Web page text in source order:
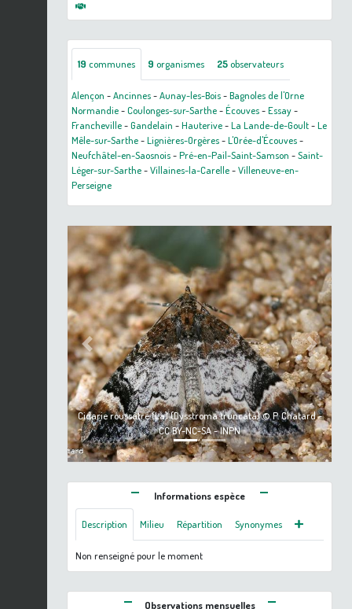
19 communes 9 organismes 25observateurs
Alençon -Ancinnes-Aunay-les-Bois-Bagnoles de l'Orne
Normandie-Coulonges-sur-Sarthe-Écouves-Essay-
Francheville-Gandelain -Hauterive-La Lande-de-Goult-Le
Mêle-sur-Sarthe-Lignières-Orgères-L'Orée-d'Écouves-
Neufchâtel-en-Saosnois-Pré-en-Pail-Saint-Samson -Saint-
Léger-sur-Sarthe-Villaines-la-Carelle-Villeneuve-en-
Perseigne
Cidarie roussâtre (La) (Dysstroma truncata) © P. Chatard -
CC BY-NC-SA - INPN
Previous Next
Informations espèce
Description Milieu Répartition Synonymes
Non renseigné pour le moment
Observations mensuelles